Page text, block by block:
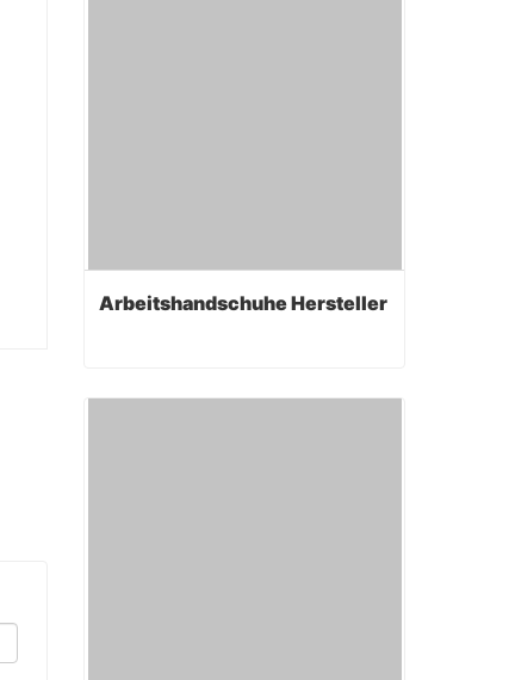
Arbeitshandschuhe Hersteller
Arbeitshandschuhe Hersteller